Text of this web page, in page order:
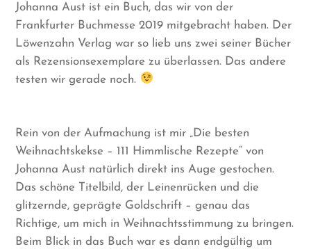
Johanna Aust ist ein Buch, das wir von der
Frankfurter Buchmesse 2019 mitgebracht haben. Der
Löwenzahn Verlag war so lieb uns zwei seiner Bücher
als Rezensionsexemplare zu überlassen. Das andere
testen wir gerade noch.
Rein von der Aufmachung ist mir „Die besten
Weihnachtskekse – 111 Himmlische Rezepte“ von
Johanna Aust natürlich direkt ins Auge gestochen.
Das schöne Titelbild, der Leinenrücken und die
glitzernde, geprägte Goldschrift – genau das
Richtige, um mich in Weihnachtsstimmung zu bringen.
Beim Blick in das Buch war es dann endgültig um